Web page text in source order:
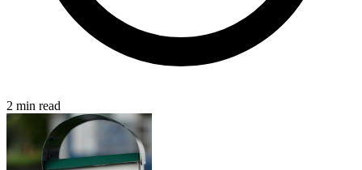
2 min read